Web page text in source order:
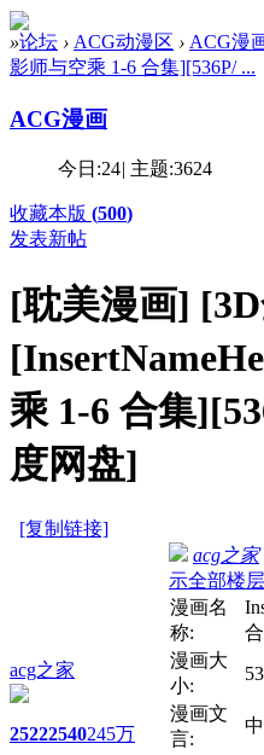
»论坛 › ACG动漫区 › ACG漫
影师与空乘 1-6 合集][536P/ ...
ACG漫画
今日:24| 主题:3624
收藏本版 (500)
发表新帖
[耽美漫画]
乘 1-6 合集
度网盘]
[复制链接]
acg之家
25222540245万
acg之家
示全部楼层
漫画名
称:
漫画大
小:
漫画文
言: